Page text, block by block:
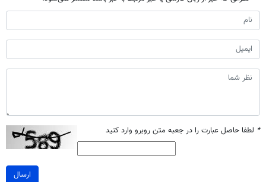
* لطفا حاصل عبارت را در جعبه متن روبرو وارد کنید
ارسال